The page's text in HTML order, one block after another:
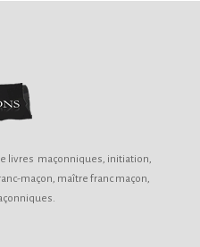
livres maçonniques, initiation,
maçon, maître franc maçon,